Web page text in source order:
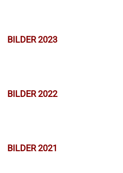
BILDER 2023
BILDER 2022
BILDER 2021